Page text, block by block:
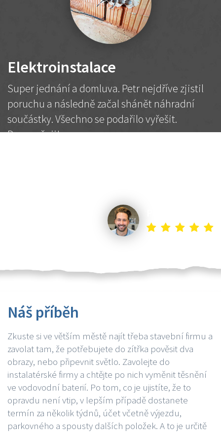
Elektroinstalace
Super jednání a domluva. Petr nejdříve zjistil
poruchu a následně začal shánět náhradní
součástky. Všechno se podařilo vyřešit.
Doporučuji!
Náš příběh
Zkuste si ve větším městě najít třeba stavební firmu a
zavolat tam, že potřebujete do zítřka pověsit dva
obrazy, nebo připevnit světlo. Zavolejte do
instalatérské firmy a chtějte po nich vyměnit těsnění
ve vodovodní baterií. Po tom, co je ujistíte, že to
opravdu není vtip, v lepším případě dostanete
termín za několik týdnů, účet včetně výjezdu,
parkovného a spousty dalších položek. A to je určitě